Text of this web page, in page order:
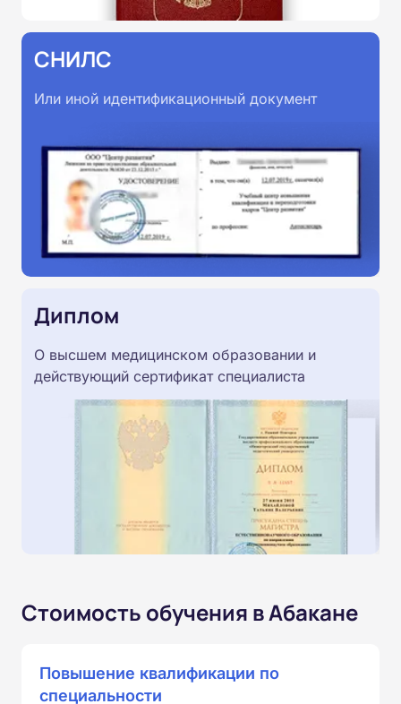
СНИЛС
Или иной идентификационный документ
Диплом
О высшем медицинском образовании и
действующий сертификат специалиста
Стоимость обучения в Абакане
Повышение квалификации по
специальности